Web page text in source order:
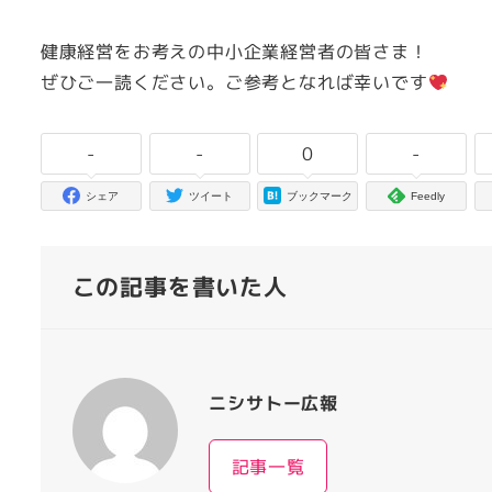
健康経営をお考えの中小企業経営者の皆さま！
ぜひご一読ください。ご参考となれば幸いです
-
シェア
-
ツイート
0
ブックマーク
-
Feedly
この記事を書いた人
ニシサトー広報
記事一覧